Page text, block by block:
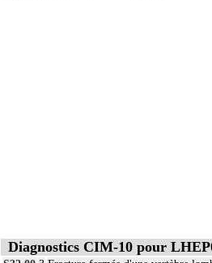
Diagnostics CIM-10 pour